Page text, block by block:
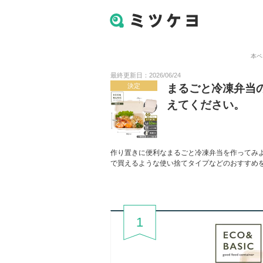
本
最終更新日：2026/06/24
決定
まるごと冷凍弁当
えてください。
作り置きに便利なまるごと冷凍弁当を作って
で買えるような使い捨てタイプなどのおすすめ
1